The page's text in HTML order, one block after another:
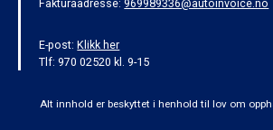
Fakturaadresse:969989336@autoinvoice.no
E-post:Klikk her
Tlf: 970 02520 kl. 9-15
Alt innhold er beskyttet i henhold til lov om